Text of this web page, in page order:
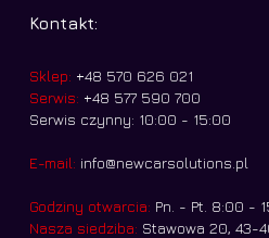
Kontakt:
Sklep: +48 570 626 021
Serwis: +48 577 590 700
Serwis czynny: 10:00 - 15:00
E-mail: info@newcarsolutions.pl
Godziny otwarcia: Pn. - Pt. 8:00 -
Nasza siedziba: Stawowa 20, 43-